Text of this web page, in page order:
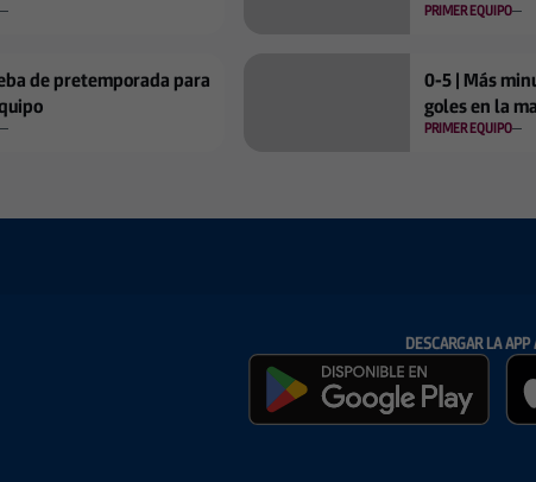
PRIMER EQUIPO
de pretemporada para
0-5 | Más
goles en la
PRIMER EQUIPO
DESCARGAR LA APP